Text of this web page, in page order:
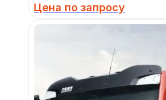
Цена по запросу